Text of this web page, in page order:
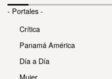
- Portales -
Crítica
Panamá América
Día a Día
Mujer